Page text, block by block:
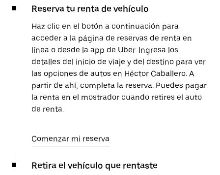
Reserva tu renta de vehículo
Haz clic en el botón a continuación para
acceder a la página de reservas de renta en
línea o desde la app de Uber. Ingresa los
detalles del inicio de viaje y del destino para ver
las opciones de autos en Héctor Caballero. A
partir de ahí, completa la reserva. Puedes pagar
la renta en el mostrador cuando retires el auto
de renta.
Comenzar mi reserva
Retira el vehículo que rentaste